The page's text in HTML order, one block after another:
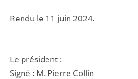
Rendu le 11 juin 2024.
Le président :
Signé : M. Pierre Collin